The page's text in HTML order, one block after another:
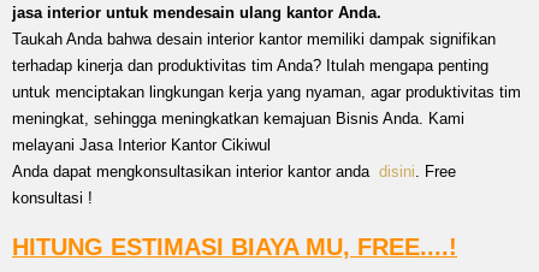
jasa interior untuk mendesain ulang kantor Anda.
Taukah Anda bahwa desain interior kantor memiliki dampak signifikan
terhadap kinerja dan produktivitas tim Anda? Itulah mengapa penting
untuk menciptakan lingkungan kerja yang nyaman, agar produktivitas tim
meningkat, sehingga meningkatkan kemajuan Bisnis Anda. Kami
melayani Jasa Interior Kantor Cikiwul
Anda dapat mengkonsultasikan interior kantor anda disini. Free
konsultasi !
HITUNG ESTIMASI BIAYA MU, FREE....!